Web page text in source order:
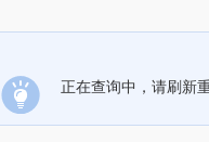
正在查询中，请刷新